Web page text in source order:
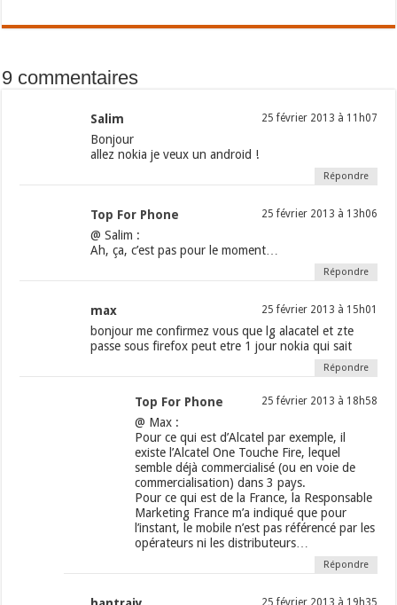
9 commentaires
Salim 25 février 2013 à 11h07
Bonjour
allez nokia je veux un android !
Répondre
Top For Phone 25 février 2013 à 13h06
@ Salim :
Ah, ça, c’est pas pour le moment…
Répondre
max 25 février 2013 à 15h01
bonjour me confirmez vous que lg alacatel et zte
passe sous firefox peut etre 1 jour nokia qui sait
Répondre
Top For Phone 25 février 2013 à 18h58
@ Max :
Pour ce qui est d’Alcatel par exemple, il
existe l’Alcatel One Touche Fire, lequel
semble déjà commercialisé (ou en voie de
commercialisation) dans 3 pays.
Pour ce qui est de la France, la Responsable
Marketing France m’a indiqué que pour
l’instant, le mobile n’est pas référencé par les
opérateurs ni les distributeurs…
Répondre
25 février 2013 à 19h35